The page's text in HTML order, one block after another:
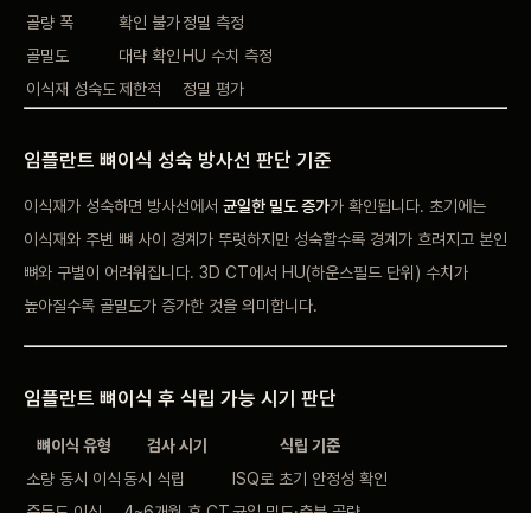
골량 폭
확인 불가정밀 측정
골밀도
대략 확인 HU 수치 측정
이식재 성숙도 제한적 정밀 평가
임플란트 뼈이식 성숙 방사선 판단 기준
이식재가 성숙하면 방사선에서 균일한 밀도 증가가 확인됩니다. 초기에는
이식재와 주변 뼈 사이 경계가 뚜렷하지만 성숙할수록 경계가 흐려지고 본인
뼈와 구별이 어려워집니다. 3D CT에서 HU(하운스필드 단위) 수치가
높아질수록 골밀도가 증가한 것을 의미합니다.
임플란트 뼈이식 후 식립 가능 시기 판단
뼈이식 유형 검사 시기
식립 기준
소량 동시 이식 동시 식립 ISQ로 초기 안정성 확인